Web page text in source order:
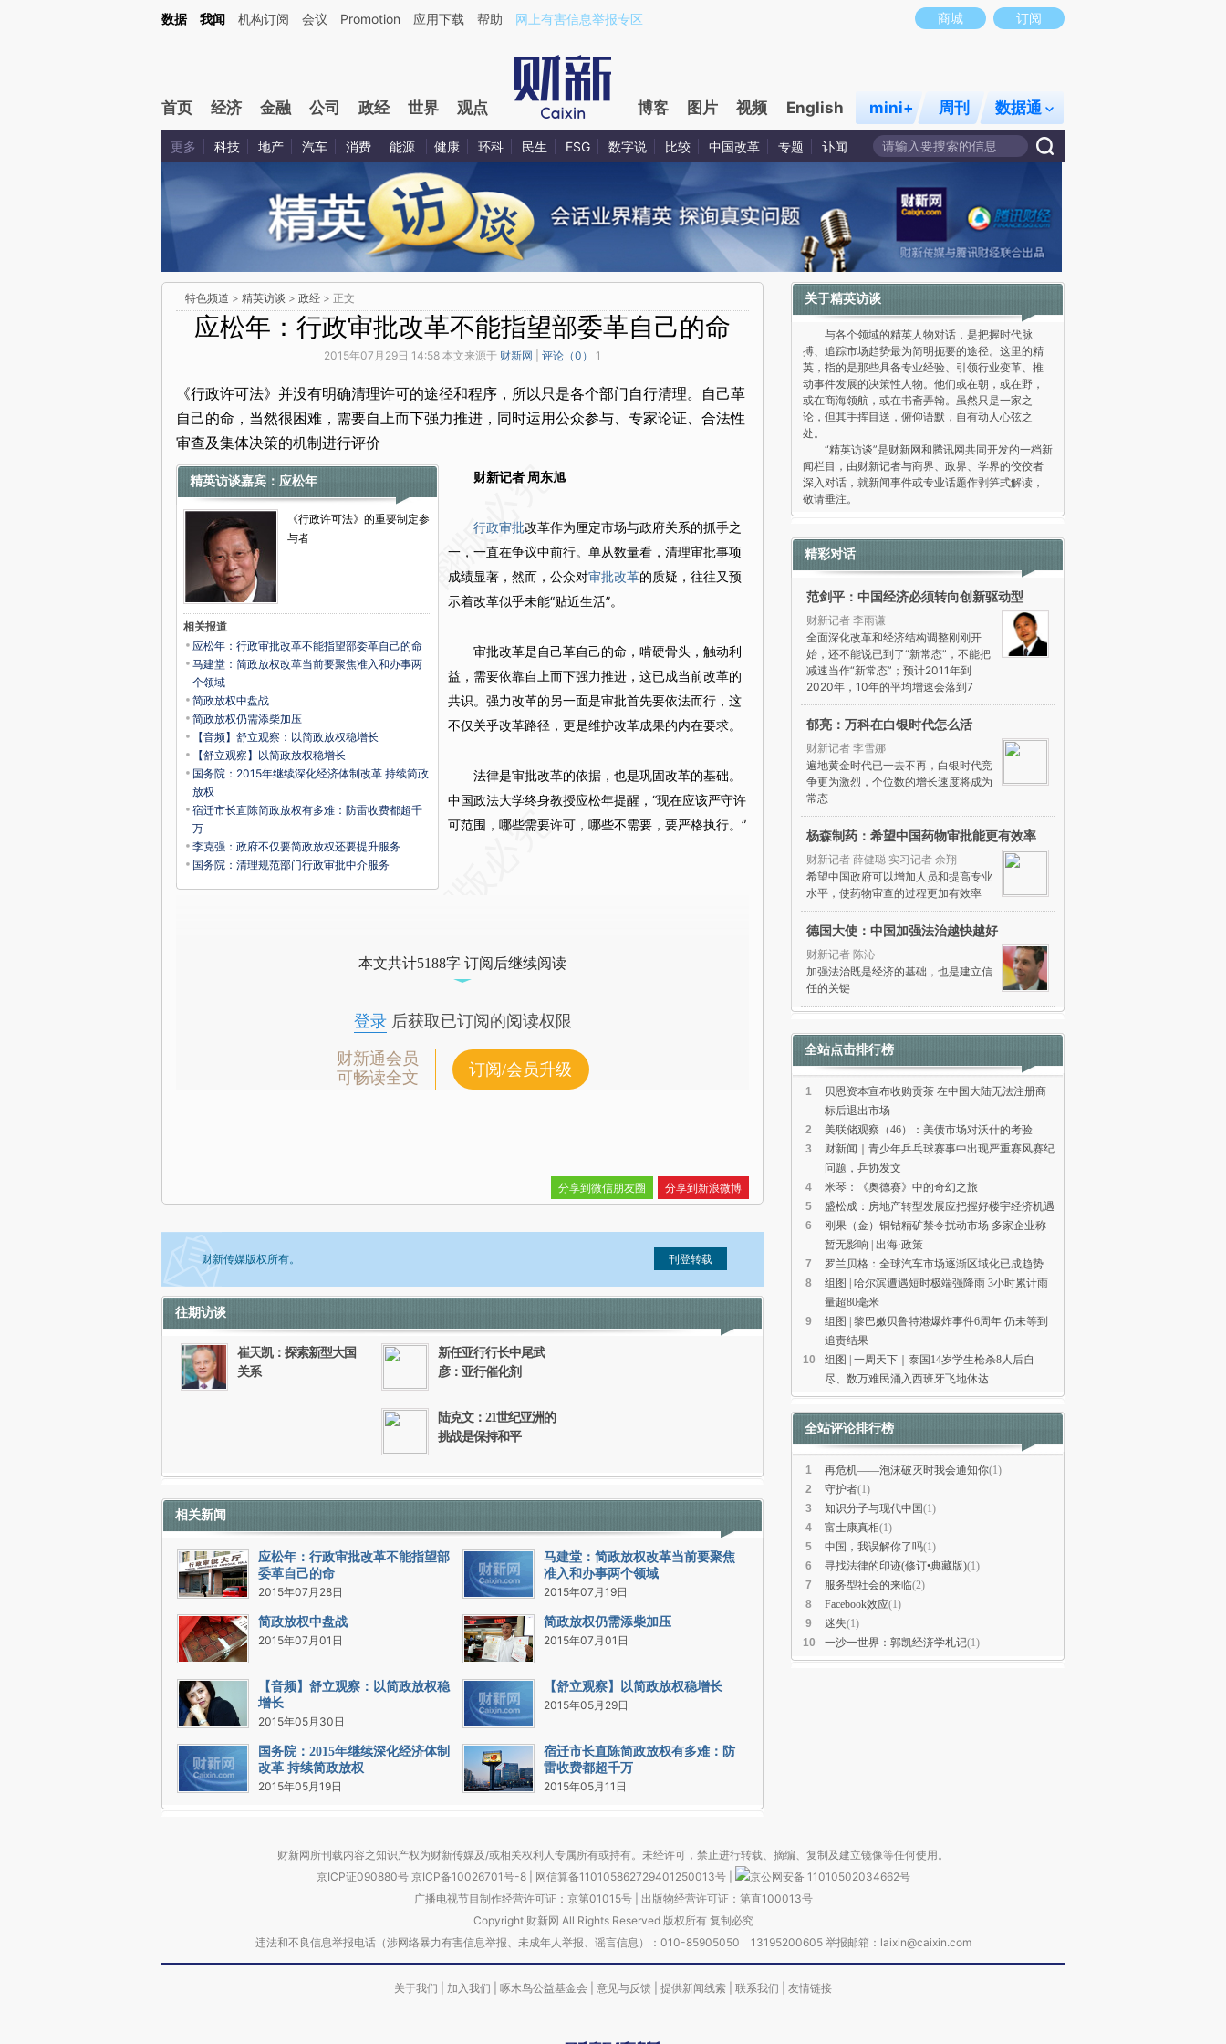
商城 订阅
数据 我闻 机构订阅 会议 Promotion 应用下载 帮助 网上有害信息举报专区
首页 经济 金融 公司 政经 世界 观点 博客 图片 视频 English mini+ 周刊 数据通
更多 科技 地产 汽车 消费 能源 健康 环科 民生 ESG 数字说 比较 中国改革 专题 讣闻
特色频道 > 精英访谈 > 政经 > 正文
应松年：行政审批改革不能指望部委革自己的命
2015年07月29日 14:58 本文来源于 财新网 评论（0 ） 1
《行政许可法》并没有明确清理许可的途径和程序，所以只是各个部门自行清理。自己革
自己的命，当然很困难，需要自上而下强力推进，同时运用公众参与、专家论证、合法性
审查及集体决策的机制进行评价
精英访谈嘉宾：应松年
《行政许可法》的重要制定参
与者
相关报道
应松年：行政审批改革不能指望部委革自己的命
马建堂：简政放权改革当前要聚焦准入和办事两
个领域
简政放权中盘战
简政放权仍需添柴加压
【音频】舒立观察：以简政放权稳增长
【舒立观察】以简政放权稳增长
国务院：2015年继续深化经济体制改革 持续简政
放权
宿迁市长直陈简政放权有多难：防雷收费都超千
万
李克强：政府不仅要简政放权还要提升服务
国务院：清理规范部门行政审批中介服务
财新记者 周东旭
行政审批改革作为厘定市场与政府关系的抓手之
一，一直在争议中前行。单从数量看，清理审批事项
成绩显著，然而，公众对审批改革的质疑，往往又预
示着改革似乎未能“贴近生活”。
审批改革是自己革自己的命，啃硬骨头，触动利
益，需要依靠自上而下强力推进，这已成当前改革的
共识。强力改革的另一面是审批首先要依法而行，这
不仅关乎改革路径，更是维护改革成果的内在要求。
法律是审批改革的依据，也是巩固改革的基础。
中国政法大学终身教授应松年提醒，“现在应该严守许
可范围，哪些需要许可，哪些不需要，要严格执行。”
本文共计5188字 订阅后继续阅读
登录后获取已订阅的阅读权限
财新通会员
可畅读全文
订阅/会员升级
分享到新浪微博
分享到微信朋友圈
财新传媒版权所有。
如需刊登转载请点击右侧按钮，提交相关信息。经确认即可刊登转载。
往期访谈
崔天凯：探索新型大国
关系
新任亚行行长中尾武
彦：亚行催化剂
陆克文：21世纪亚洲的
挑战是保持和平
相关新闻
应松年：行政审批改革不能指望部
委革自己的命
2015年07月28日
马建堂：简政放权改革当前要聚焦
准入和办事两个领域
2015年07月19日
简政放权中盘战
2015年07月01日
简政放权仍需添柴加压
2015年07月01日
【音频】舒立观察：以简政放权稳
增长
2015年05月30日
【舒立观察】以简政放权稳增长
2015年05月29日
国务院：2015年继续深化经济体制
改革 持续简政放权
2015年05月19日
宿迁市长直陈简政放权有多难：防
雷收费都超千万
2015年05月11日
关于精英访谈
与各个领域的精英人物对话，是把握时代脉
搏、追踪市场趋势最为简明扼要的途径。这里的精
英，指的是那些具备专业经验、引领行业变革、推
动事件发展的决策性人物。他们或在朝，或在野，
或在商海领航，或在书斋弄翰。虽然只是一家之
论，但其手挥目送，俯仰语默，自有动人心弦之
处。
“精英访谈”是财新网和腾讯网共同开发的一档新
闻栏目，由财新记者与商界、政界、学界的佼佼者
深入对话，就新闻事件或专业话题作剥笋式解读，
敬请垂注。
精彩对话
范剑平：中国经济必须转向创新驱动型
财新记者 李雨谦
全面深化改革和经济结构调整刚刚开
始，还不能说已到了“新常态”，不能把
减速当作“新常态”；预计2011年到
2020年，10年的平均增速会落到7
郁亮：万科在白银时代怎么活
财新记者 李雪娜
遍地黄金时代已一去不再，白银时代竞
争更为激烈，个位数的增长速度将成为
常态
杨森制药：希望中国药物审批能更有效率
财新记者 薛健聪 实习记者 余翔
希望中国政府可以增加人员和提高专业
水平，使药物审查的过程更加有效率
德国大使：中国加强法治越快越好
财新记者 陈沁
加强法治既是经济的基础，也是建立信
任的关键
全站点击排行榜
1
贝恩资本宣布收购贡茶 在中国大陆无法注册商
标后退出市场
2
美联储观察（46）：美债市场对沃什的考验
3
财新闻｜青少年乒乓球赛事中出现严重赛风赛纪
问题，乒协发文
4
米琴：《奥德赛》中的奇幻之旅
5
盛松成：房地产转型发展应把握好楼宇经济机遇
6
刚果（金）铜钴精矿禁令扰动市场 多家企业称
暂无影响 | 出海·政策
7
罗兰贝格：全球汽车市场逐渐区域化已成趋势
8
组图 | 哈尔滨遭遇短时极端强降雨 3小时累计雨
量超80毫米
9
组图 | 黎巴嫩贝鲁特港爆炸事件6周年 仍未等到
追责结果
10
组图 | 一周天下｜泰国14岁学生枪杀8人后自
尽、数万难民涌入西班牙飞地休达
全站评论排行榜
1 再危机——泡沫破灭时我会通知你(1)
2
守护者(1)
3
知识分子与现代中国(1)
4
富士康真相(1)
5
中国，我误解你了吗(1)
6
寻找法律的印迹(修订•典藏版)(1)
7
服务型社会的来临(2)
8
Facebook效应(1)
9
迷失(1)
10
一沙一世界：郭凯经济学札记(1)
财新网所刊载内容之知识产权为财新传媒及/或相关权利人专属所有或持有。未经许可，禁止进行转载、摘编、复制及建立镜像等任何使用。
京ICP证090880号 京ICP备10026701号-8 网信算备110105862729401250013号
京公网安备 11010502034662号
广播电视节目制作经营许可证：京第01015号| 出版物经营许可证：第直100013号
Copyright 财新网 All Rights Reserved 版权所有 复制必究
违法和不良信息举报电话（涉网络暴力有害信息举报、未成年人举报、谣言信息）：010-85905050 13195200605 举报邮箱：laixin@caixin.com
关于我们 加入我们 啄木鸟公益基金会 意见与反馈 提供新闻线索 联系我们 友情链接